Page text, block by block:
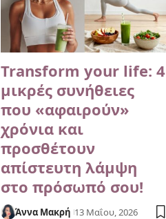
Transform your life: 4
μικρές συνήθειες
που «αφαιρούν»
χρόνια και
προσθέτουν
απίστευτη λάμψη
στο πρόσωπό σου!
Άννα Μακρή 13 Μαΐου, 2026